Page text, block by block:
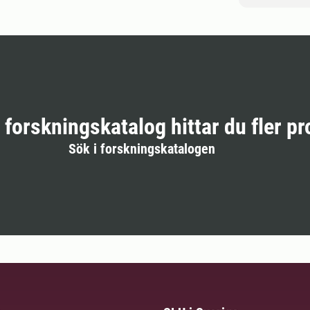
forskningskatalog hittar du fler
Sök i forskningskatalogen